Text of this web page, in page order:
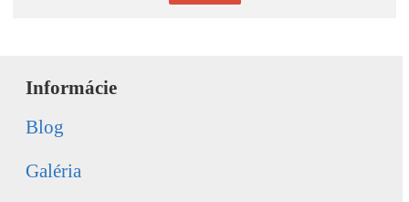
Informácie
Blog
Galéria